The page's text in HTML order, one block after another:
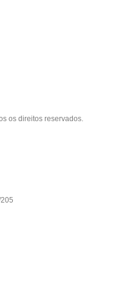
os direitos reservados.